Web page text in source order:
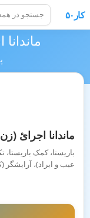
کار۵۰
ماندانا اجرائ
باریستا، کمک
عیب و ایراد)،